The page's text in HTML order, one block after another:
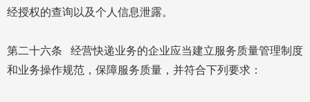
经授权的查询以及个人信息泄露。
第二十六条 经营快递业务的企业应当建立服务质量管理制度
和业务操作规范，保障服务质量，并符合下列要求：